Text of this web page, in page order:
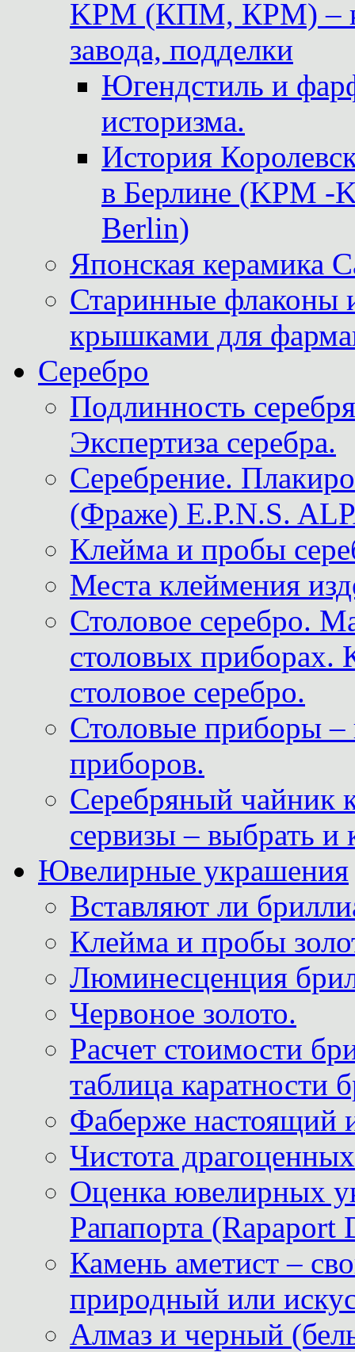
KPM (КПМ, КРМ) –
завода, подделки
Югендстиль и
историзма.
История
в Берлине (KPM -
Berlin)
Японская керамика
Старинные флаконы
крышками для
Серебро
Подлинность
Экспертиза серебра.
Серебрение.
(Фраже) E.P.N.S.
Клейма и пробы
Места клеймения
Столовое серебро.
столовых приборах.
столовое серебро.
Столовые приборы –
приборов.
Серебряный чайник
сервизы – выбрать и
Ювелирные украшения
Вставляют ли
Клейма и пробы
Люминесценция
Червоное золото.
Расчет стоимости
таблица каратности
Фаберже настоящий
Чистота
Оценка ювелирных
Рапапорта (Rapaport
Камень аметист –
природный или
Алмаз и черный